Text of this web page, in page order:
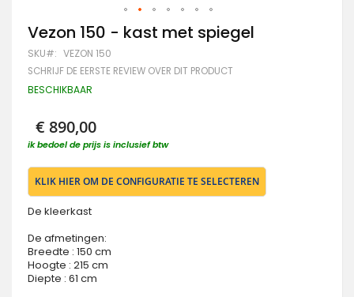
Ga
naar
het
begin
de
gallerij
Vezon 150 - kast met spiegel
SKU VEZON 150
SCHRIJF DE EERSTE REVIEW OVER DIT PRODUCT
BESCHIKBAAR
€ 890,00
ik bedoel de prijs is inclusief btw
KLIK HIER OM DE CONFIGURATIE TE SELECTEREN
De kleerkast
De afmetingen:
Breedte : 150 cm
Hoogte : 215 cm
Diepte : 61 cm